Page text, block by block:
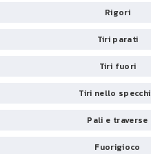
Rigori
Tiri parati
Tiri fuori
Tiri nello
Pali e traverse
Fuorigioco